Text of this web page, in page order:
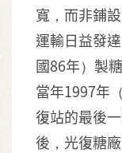
寬，而非鋪
運輸日益發
國86年）製
當年1997年
復站的最後
後，光復糖